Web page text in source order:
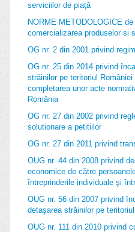
serviciilor de piaţă
NORME METODOLOGICE
comercializarea produselor si
OG nr. 2 din 2001 privind
OG nr. 25 din 2014 privind
străinilor pe teritoriul
completarea unor acte
România
OG nr. 27 din 2002 privind
solutionare a petitiilor
OG nr. 27 din 2011 privind
OUG nr. 44 din 2008 privind
economice de către
întreprinderile individuale şi
OUG nr. 56 din 2007 privind
detaşarea străinilor pe
OUG nr. 111 din 2010 privind